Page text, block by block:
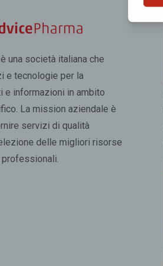
una società italiana che
e tecnologie per la
e informazioni in ambito
La mission aziendale è
servizi di qualità
delle migliori risorse